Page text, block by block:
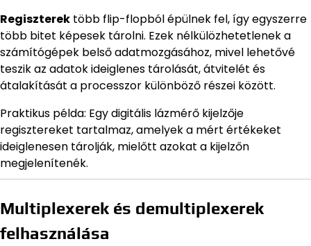
Regiszterek több flip-flopból épülnek fel, így egyszerre
több bitet képesek tárolni. Ezek nélkülözhetetlenek a
számítógépek belső adatmozgásához, mivel lehetővé
teszik az adatok ideiglenes tárolását, átvitelét és
átalakítását a processzor különböző részei között.
Praktikus példa: Egy digitális lázmérő kijelzője
regisztereket tartalmaz, amelyek a mért értékeket
ideiglenesen tárolják, mielőtt azokat a kijelzőn
megjelenítenék.
Multiplexerek és demultiplexerek
felhasználása